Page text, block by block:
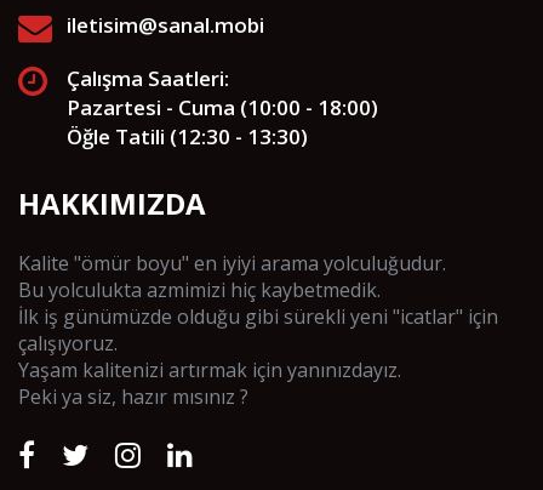
iletisim@sanal.mobi
Çalışma Saatleri:
Pazartesi - Cuma (10:00 - 18:00)
Öğle Tatili (12:30 - 13:30)
HAKKIMIZDA
Kalite "ömür boyu" en iyiyi arama yolculuğudur.
Bu yolculukta azmimizi hiç kaybetmedik.
İlk iş günümüzde olduğu gibi sürekli yeni "icatlar" için
çalışıyoruz.
Yaşam kalitenizi artırmak için yanınızdayız.
Peki ya siz, hazır mısınız ?